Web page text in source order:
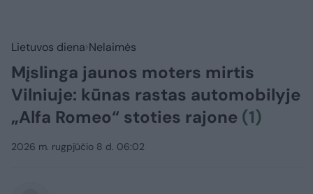
Lietuvos diena Nelaimės
Mįslinga jaunos moters mirtis
Vilniuje: kūnas rastas automobilyje
„Alfa Romeo“ stoties rajone (1)
2026 m. rugpjūčio 8 d. 06:02